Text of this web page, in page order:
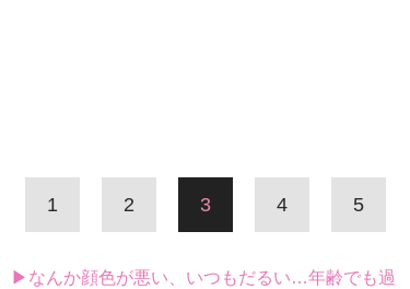
1 2 3 4 5
▶なんか顔色が悪い、いつもだるい…年齢でも過